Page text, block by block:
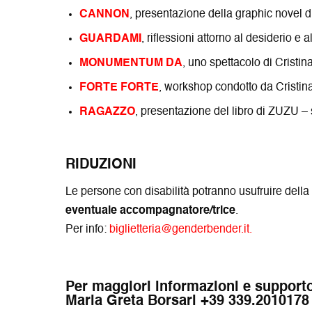
CANNON , presentazione della graphic novel
GUARDAMI , riflessioni attorno al desiderio e
MONUMENTUM DA, uno spettacolo di
FORTE FORTE, workshop condotto da
RAGAZZO, presentazione del libro di ZUZU
RIDUZIONI
Le persone con disabilità potranno usufruire della
eventuale accompagnatore/trice.
Per info: biglietteria@genderbender.it.
Per maggiori informazioni e
Maria Greta Borsari +39